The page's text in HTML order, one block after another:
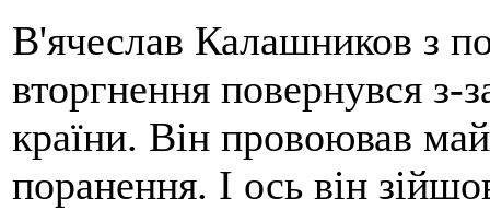
В'ячеслав Калашников з
вторгнення повернувся з-
країни. Він провоював
поранення. І ось він